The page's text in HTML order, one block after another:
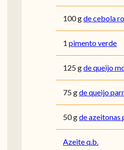
100gde cebola
1 pimento verde
125gde queijo
75gde queijo
50gde azeitonas
Azeite q.b.